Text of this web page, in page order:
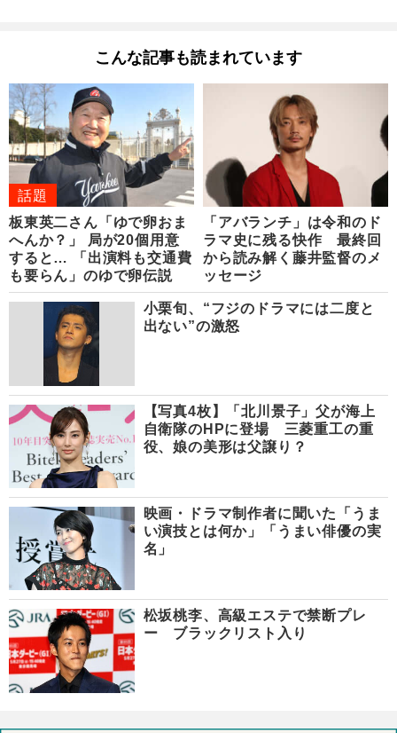
こんな記事も読まれています
話題
板東英二さん「ゆで卵おま
へんか？」 局が20個用意
すると… 「出演料も交通費
も要らん」のゆで卵伝説
「アバランチ」は令和のド
ラマ史に残る快作 最終回
から読み解く藤井監督のメ
ッセージ
小栗旬、“フジのドラマには二度と
出ない”の激怒
【写真4枚】「北川景子」父が海上
自衛隊のHPに登場 三菱重工の重
役、娘の美形は父譲り？
映画・ドラマ制作者に聞いた「うま
い演技とは何か」「うまい俳優の実
名」
松坂桃李、高級エステで禁断プレ
ー ブラックリスト入り